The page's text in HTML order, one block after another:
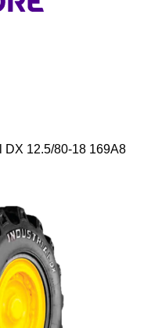
DX 12.5/80-18 169A8